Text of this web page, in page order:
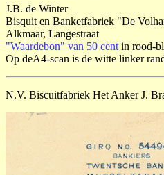
J.B. de Winter
Bisquit en Banketfabriek "De
Alkmaar, Langestraat
"Waardebon" van 50 cent in rood-
Op deA4-scan is de witte linker
N.V. Biscuitfabriek Het Anker J.